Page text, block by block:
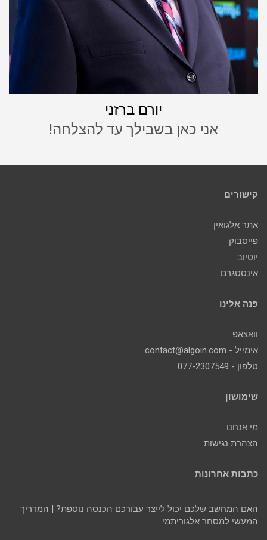
יורם ברזני
אני כאן בשבילך עד להצלחה!
קישורים
אתר אלגואין
פייסבוק
יוטיוב
אינסטגרם
פנה אלינו
וואצאפ
אימייל - contact@algoin.com
טלפון - 077-2307549
שימושון
מי אנחנו
הצהרת נגישות
כתבות אחרונות
האם המחשב שלכם יכול לייצר עבורכם הכנסה נוספת? | המדריך
המעשי למסחר אלגוריתמי